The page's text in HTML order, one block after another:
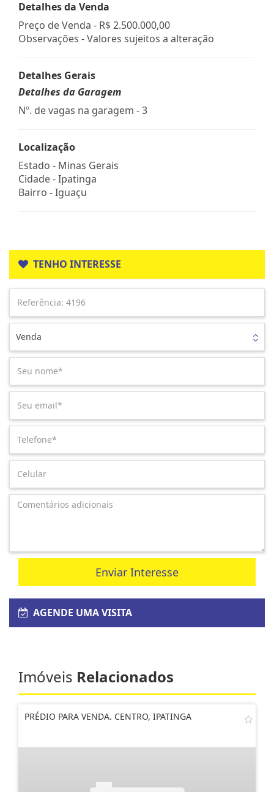
Detalhes da Venda
Preço de Venda - R$ 2.500.000,00
Observações - Valores sujeitos a alteração
Detalhes Gerais
Detalhes da Garagem
Nº. de vagas na garagem - 3
Localização
Estado - Minas Gerais
Cidade -Ipatinga
Bairro -Iguaçu
TENHO INTERESSE
Venda
Enviar Interesse
AGENDE UMA VISITA
Imóveis Relacionados
PRÉDIO PARA VENDA. CENTRO, IPATINGA